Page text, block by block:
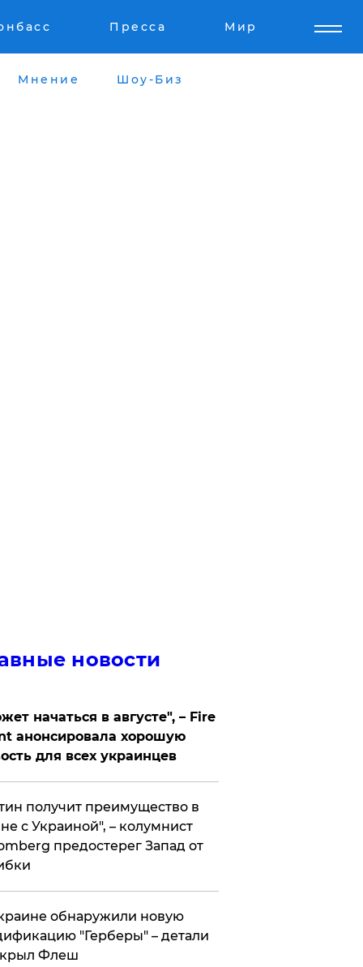
Пресса Мир
Мнение Шоу-Биз
новости
начаться в августе", – Fire
анонсировала хорошую
для всех украинцев
получит преимущество в
с Украиной", – колумнист
предостерег Запад от
обнаружили новую
"Герберы" – детали
Флеш